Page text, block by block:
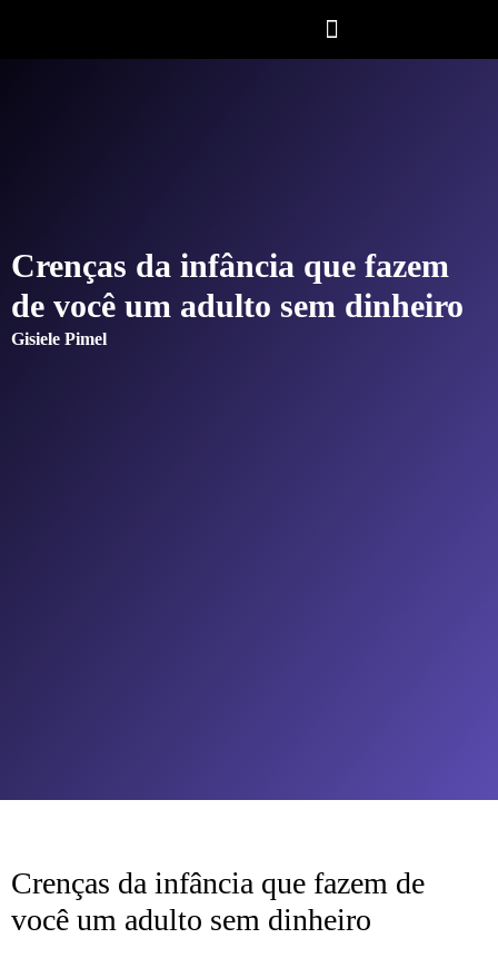
Crenças da infância que fazem
de você um adulto sem dinheiro
Gisiele Pimel
Crenças da infância que fazem de
você um adulto sem dinheiro